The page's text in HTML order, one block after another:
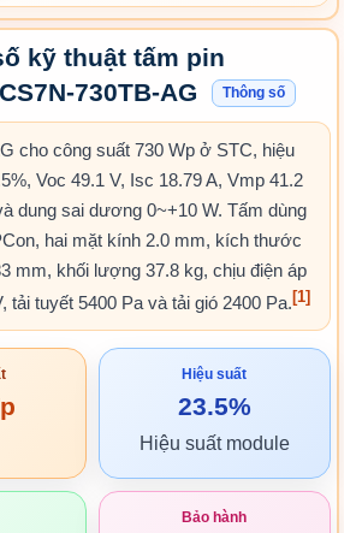
kỹ thuật tấm pin
730TB-AG
Thông số
cho công suất 730 Wp ở STC, hiệu
Voc 49.1 V, Isc 18.79 A, Vmp 41.2
dung sai dương 0~+10 W. Tấm dùng
hai mặt kính 2.0 mm, kích thước
mm, khối lượng 37.8 kg, chịu điện áp
tải tuyết 5400 Pa và tải gió 2400 Pa. [1]
Hiệu suất
23.5%
Hiệu suất module
Bảo hành